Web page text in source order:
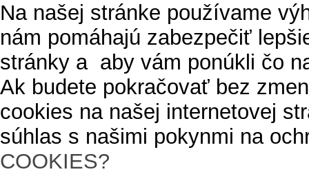
Na našej stránke používame
nám pomáhajú zabezpečiť
stránky a aby vám ponúkli čo
Ak budete pokračovať bez
cookies na našej internetovej
súhlas s našimi pokynmi na
COOKIES?